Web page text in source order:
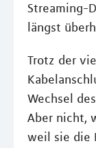
Streaming-
längst
Trotz der
Wechsel
Aber nicht,
weil sie die